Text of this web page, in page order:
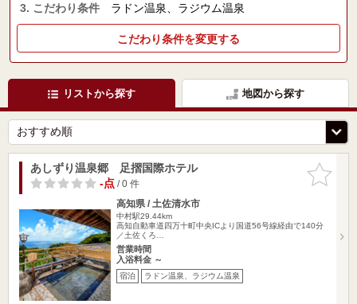
3. こだわり条件 ラドン温泉、ラジウム温泉
こだわり条件を変更する
リストから探す 地図から探す
お気に入
りに追加
あしずり温泉郷 足摺国際ホテル
-点/ 0 件
高知県 / 土佐清水市
中村駅29.44km
高知自動車道四万十町中央ICより国道56号線経由で140分
／土佐くろ…
営業時間
入浴料金 ～
宿泊 ラドン温泉、ラジウム温泉